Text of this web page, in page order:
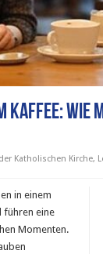
Kaffee: Wie
Katholischen Kirche,
in einem
führen eine
Momenten.